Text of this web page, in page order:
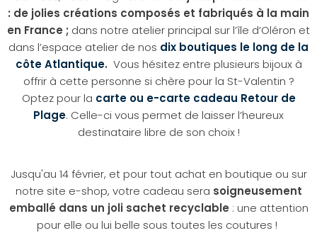
: de jolies créations composés et fabriqués à la main
en France ; dans notre atelier principal sur l’île d’Oléron et
dans l’espace atelier de nos dix boutiques le long de la
côte Atlantique. Vous hésitez entre plusieurs bijoux à
offrir à cette personne si chère pour la St-Valentin ?
Optez pour la carte ou e-carte cadeau Retour de
Plage. Celle-ci vous permet de laisser l’heureux
destinataire libre de son choix !
Jusqu'au 14 février, et pour tout achat en boutique ou sur
notre site e-shop, votre cadeau sera soigneusement
emballé dans un joli sachet recyclable : une attention
pour elle ou lui belle sous toutes les coutures !